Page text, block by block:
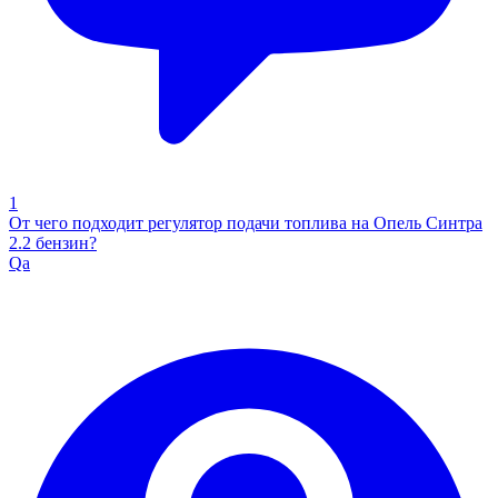
1
От чего подходит регулятор подачи топлива на Опель Синтра
2.2 бензин?
Qa